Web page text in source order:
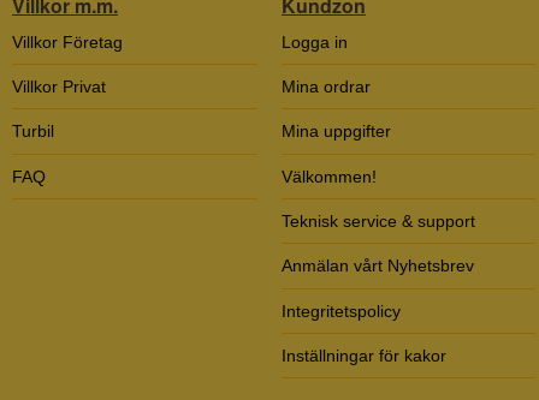
Villkor m.m.
Villkor Företag
Villkor Privat
Turbil
FAQ
Kundzon
Logga in
Mina ordrar
Mina uppgifter
Välkommen!
Teknisk service & support
Anmälan vårt Nyhetsbrev
Integritetspolicy
Inställningar för kakor